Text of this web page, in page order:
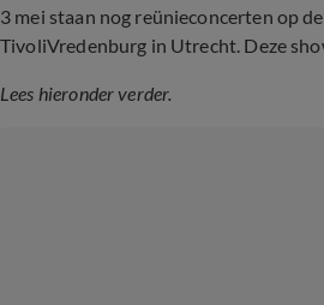
3 mei staan nog reünieconcerten op
TivoliVredenburg in Utrecht. Deze
Lees hieronder verder.